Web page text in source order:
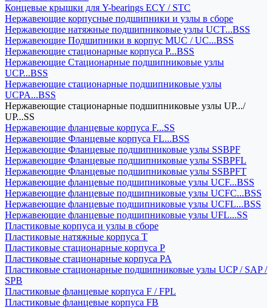
Концевые крышки для Y-bearings ECY / STC
Нержавеющие корпусные подшипники и узлы в сборе
Нержавеющие натяжные подшипниковые узлы UCT...BSS
Нержавеющие Подшипники в корпус MUC / UC...BSS
Нержавеющие стационарные корпуса P...BSS
Нержавеющие Стационарные подшипниковые узлы
UCP...BSS
Нержавеющие стационарные подшипниковые узлы
UCPA...BSS
Нержавеющие стационарные подшипниковые узлы UP.../
UP...SS
Нержавеющие фланцевые корпуса F...SS
Нержавеющие Фланцевые корпуса FL...BSS
Нержавеющие Фланцевые подшипниковые узлы SSBPF
Нержавеющие Фланцевые подшипниковые узлы SSBPFL
Нержавеющие Фланцевые подшипниковые узлы SSBPFT
Нержавеющие фланцевые подшипниковые узлы UCF...BSS
Нержавеющие фланцевые подшипниковые узлы UCFC...BSS
Нержавеющие фланцевые подшипниковые узлы UCFL...BSS
Нержавеющие фланцевые подшипниковые узлы UFL...SS
Пластиковые корпуса и узлы в сборе
Пластиковые натяжные корпуса T
Пластиковые стационарные корпуса P
Пластиковые стационарные корпуса PA
Пластиковые стационарные подшипниковые узлы UCP / SAP /
SPB
Пластиковые фланцевые корпуса F / FPL
Пластиковые фланцевые корпуса FB